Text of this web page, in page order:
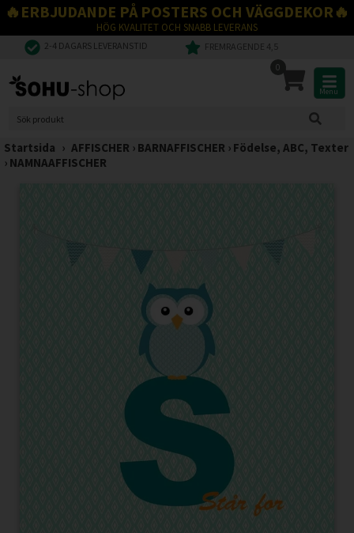
🔥ERBJUDANDE PÅ POSTERS OCH VÄGGDEKOR🔥
HÖG KVALITET OCH SNABB LEVERANS
2-4 DAGARS LEVERANSTID FREMRAGENDE 4,5
0
Menu
Startsida › AFFISCHER › BARNAFFISCHER › Födelse, ABC, Texter
› NAMNAAFFISCHER